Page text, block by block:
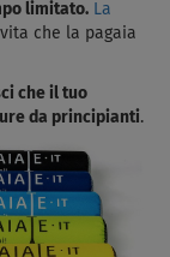
limitato. La
che la pagaia
che il tuo
da principianti.